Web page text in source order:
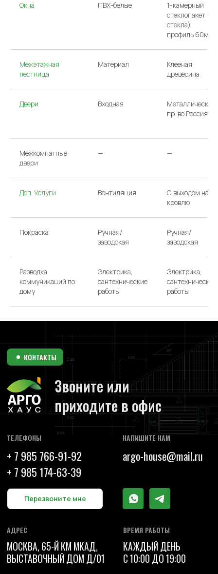
Окна ПВХ-белые
1-камерный
стеклопакет (2
стекла)
профиль 60мм
Межэтажная
лестница
Материал
Клееная
древесина
Двери Входная
Металлическая
пр-во Россия
Межкомнатные
двери
— —
Доп. Услуги Вентиляция
С выходом на
кровлю
Покраска
Ручная/
заводская
Ручная/
заводская
Разводка
коммуникаций по
дому
Электрика,
сантехнические
работы
Электрика,
сантехнические
работы